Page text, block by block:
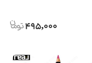
495,000